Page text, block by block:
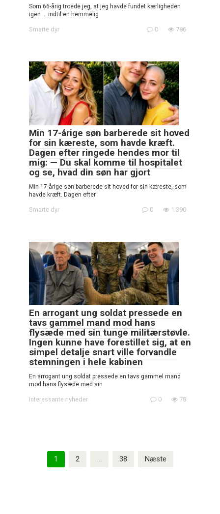
Som 66-årig troede jeg, at jeg havde fundet kærligheden
igen … indtil en hemmelig
Smarte dyr 0 786
Min 17-årige søn barberede sit hoved
for sin kæreste, som havde kræft.
Dagen efter ringede hendes mor til
mig: — Du skal komme til hospitalet
og se, hvad din søn har gjort
Min 17-årige søn barberede sit hoved for sin kæreste, som
havde kræft. Dagen efter
Smarte dyr 0 1.390
En arrogant ung soldat pressede en
tavs gammel mand mod hans
flysæde med sin tunge militærstøvle.
Ingen kunne have forestillet sig, at en
simpel detalje snart ville forvandle
stemningen i hele kabinen
En arrogant ung soldat pressede en tavs gammel mand
mod hans flysæde med sin
Interessante nyheder 0 78
Indlægsinddeling
1 2 … 38 Næste